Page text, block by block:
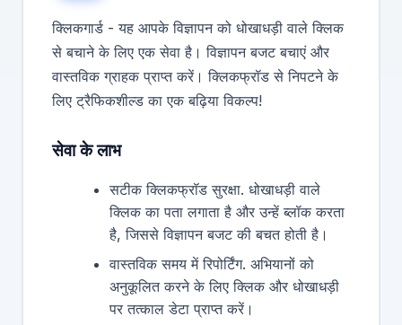
क्लिकगार्ड - यह आपके विज्ञापन को धोखाधड़ी वाले क्लिक
से बचाने के लिए एक सेवा है। विज्ञापन बजट बचाएं और
वास्तविक ग्राहक प्राप्त करें। क्लिकफ्रॉड से निपटने के
लिए ट्रैफिकशील्ड का एक बढ़िया विकल्प!
सेवा के लाभ
सटीक क्लिकफ्रॉड सुरक्षा. धोखाधड़ी वाले
क्लिक का पता लगाता है और उन्हें ब्लॉक करता
है, जिससे विज्ञापन बजट की बचत होती है।
वास्तविक समय में रिपोर्टिंग. अभियानों को
अनुकूलित करने के लिए क्लिक और धोखाधड़ी
पर तत्काल डेटा प्राप्त करें।